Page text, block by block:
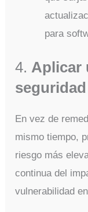
para
4. Aplicar
En vez de
mismo tiempo,
riesgo más
continua del
vulnerabilidad